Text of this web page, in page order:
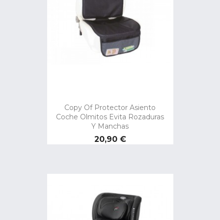
Copy Of Protector Asiento
Coche Olmitos Evita Rozaduras
Y Manchas
Preço
20,90 €